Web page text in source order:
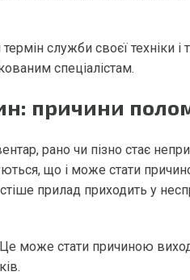
служби своєї техніки і
спеціалістам.
причини
рано чи пізно стає
що і може стати
прилад приходить у
може стати причиною